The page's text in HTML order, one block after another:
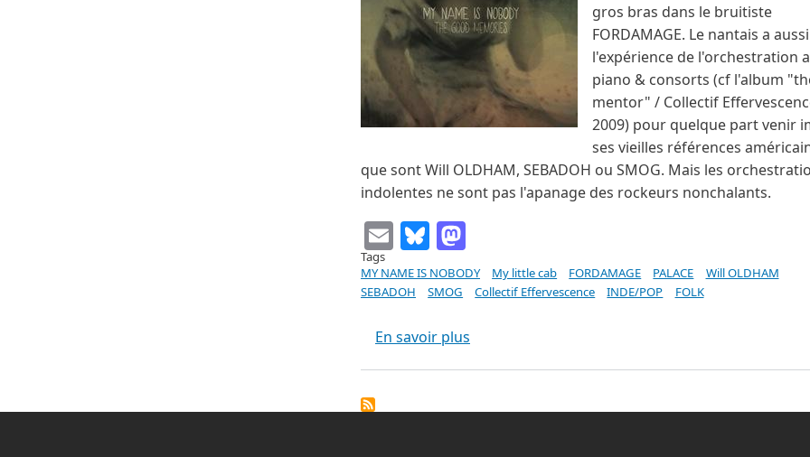
gros bras dans le bruitiste
FORDAMAGE. Le nantais a
l'expérience de l'orchestration
piano & consorts (cf l'album
mentor" / Collectif
2009) pour quelque part venir
ses vieilles références
que sont Will OLDHAM, SEBADOH ou SMOG. Mais les
indolentes ne sont pas l'apanage des rockeurs nonchalants.
EmailBluesky
Tags
MY NAME IS NOBODY
My little cab FORDAMAGE PALACE
Will OLDHAM
SEBADOH
SMOG Collectif Effervescence INDE/POP FOLK
En savoir plus